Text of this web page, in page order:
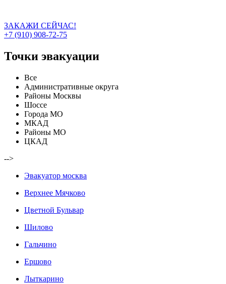
ЗАКАЖИ СЕЙЧАС!
+7 (910) 908-72-75
Точки эвакуации
Все
Административные округа
Районы Москвы
Шоссе
Города МО
МКАД
Районы МО
ЦКАД
-->
Эвакуатор москва
Верхнее Мячково
Цветной Бульвар
Шилово
Гальчино
Ершово
Лыткарино